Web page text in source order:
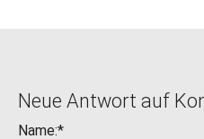
Neue Antwort auf
Name:*